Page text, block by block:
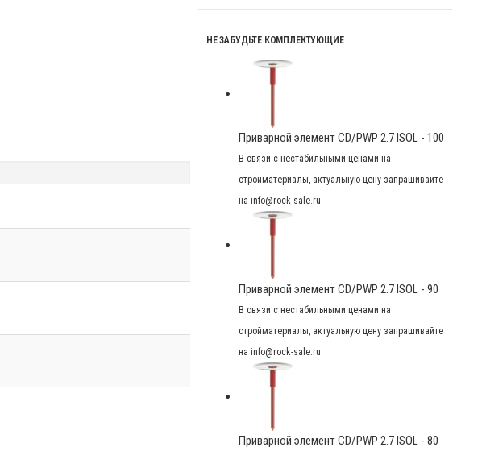
НЕ ЗАБУДЬТЕ КОМПЛЕКТУЮЩИЕ
Приварной элемент CD/PWP 2.7 ISOL - 100
В связи с нестабильными ценами на
стройматериалы, актуальную цену запрашивайте
на info@rock-sale.ru
Приварной элемент CD/PWP 2.7 ISOL - 90
В связи с нестабильными ценами на
стройматериалы, актуальную цену запрашивайте
на info@rock-sale.ru
Приварной элемент CD/PWP 2.7 ISOL - 80